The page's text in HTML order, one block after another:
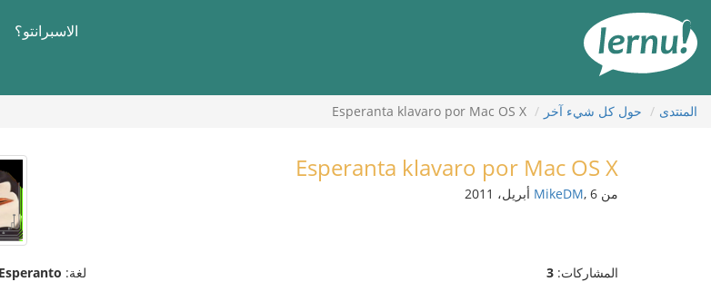
المحتويات
الاسبرانتو؟
المنتدى حول كل شيء آخر Esperanta klavaro por Mac OS X
Esperanta klavaro por Mac OS X
من MikeDM, 6 أبريل، 2011
المشاركات: 3 لغة: Esperanto